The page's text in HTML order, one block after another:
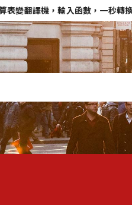
，輸入函數，一秒轉換百種語言